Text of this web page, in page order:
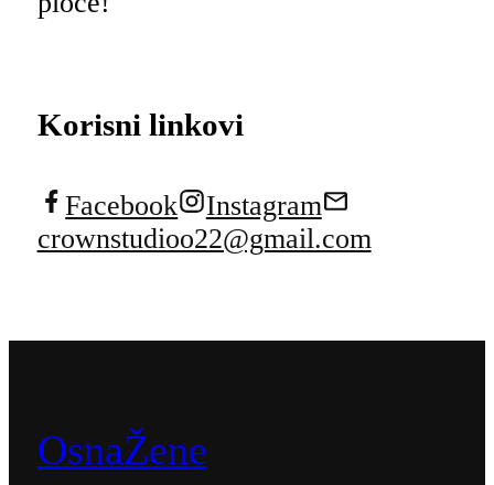
Korisni linkovi
Facebook
Instagram
crownstudioo22@gmail.com
OsnaŽene